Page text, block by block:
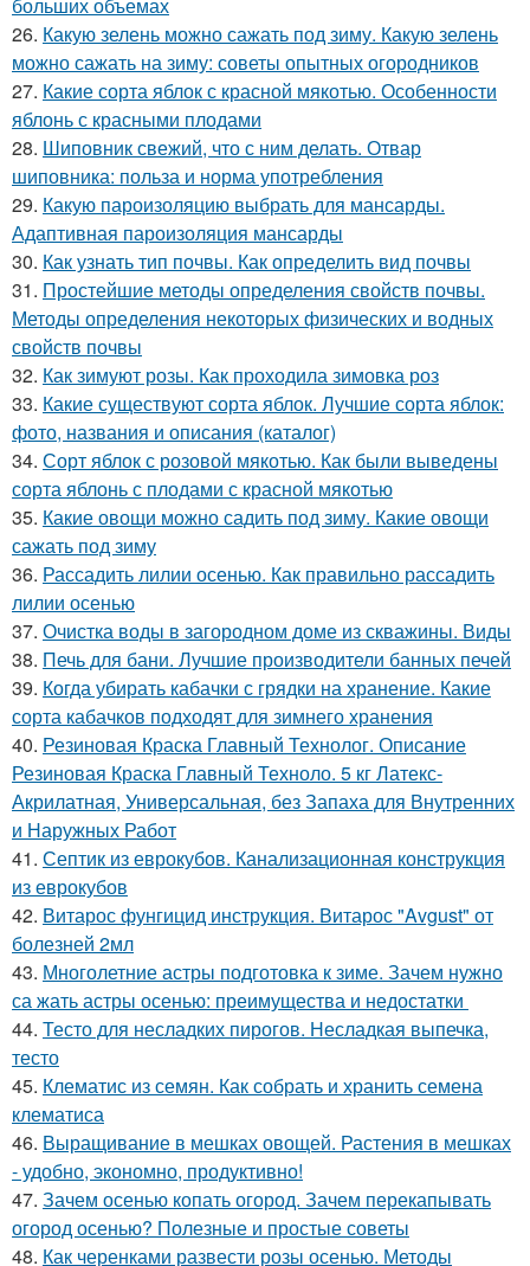
26. Какую зелень можно сажать под зиму. Какую зелень
можно сажать на зиму: советы опытных огородников
27. Какие сорта яблок с красной мякотью. Особенности
яблонь с красными плодами
28. Шиповник свежий, что с ним делать. Отвар
шиповника: польза и норма употребления
29. Какую пароизоляцию выбрать для мансарды.
Адаптивная пароизоляция мансарды
30. Как узнать тип почвы. Как определить вид почвы
31. Простейшие методы определения свойств почвы.
Методы определения некоторых физических и водных
свойств почвы
32. Как зимуют розы. Как проходила зимовка роз
33. Какие существуют сорта яблок. Лучшие сорта яблок:
фото, названия и описания (каталог)
34. Сорт яблок с розовой мякотью. Как были выведены
сорта яблонь с плодами с красной мякотью
35. Какие овощи можно садить под зиму. Какие овощи
сажать под зиму
36. Рассадить лилии осенью. Как правильно рассадить
лилии осенью
37. Очистка воды в загородном доме из скважины. Виды
38. Печь для бани. Лучшие производители банных печей
39. Когда убирать кабачки с грядки на хранение. Какие
сорта кабачков подходят для зимнего хранения
40. Резиновая Краска Главный Технолог. Описание
Резиновая Краска Главный Техноло. 5 кг Латекс-
Акрилатная, Универсальная, без Запаха для Внутренних
и Наружных Работ
41. Септик из еврокубов. Канализационная конструкция
из еврокубов
42. Витарос фунгицид инструкция. Витарос "Avgust" от
болезней 2мл
43. Многолетние астры подготовка к зиме. Зачем нужно
са жать астры осенью: преимущества и недостатки
44. Тесто для несладких пирогов. Несладкая выпечка,
тесто
45. Клематис из семян. Как собрать и хранить семена
клематиса
46. Выращивание в мешках овощей. Растения в мешках
- удобно, экономно, продуктивно!
47. Зачем осенью копать огород. Зачем перекапывать
огород осенью? Полезные и простые советы
48. Как черенками развести розы осенью. Методы